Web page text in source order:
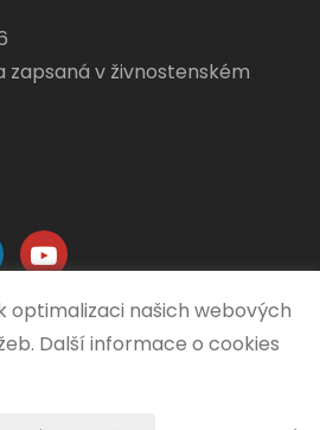
zapsaná v živnostenském
Tomawell s.r.o.
optimalizaci našich webových
Další informace o cookies